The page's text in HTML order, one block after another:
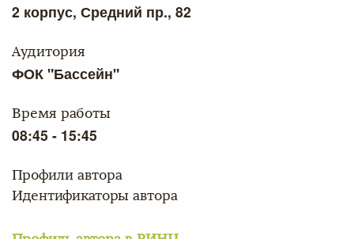
2 корпус, Средний пр., 82
Аудитория
ФОК "Бассейн"
Время работы
08:45 - 15:45
Профили автора
Идентификаторы автора